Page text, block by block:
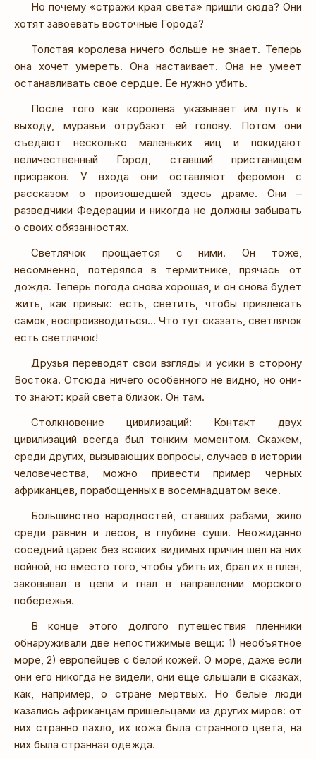
Но почему «стражи края света» пришли сюда? Они
хотят завоевать восточные Города?
Толстая королева ничего больше не знает. Теперь
она хочет умереть. Она настаивает. Она не умеет
останавливать свое сердце. Ее нужно убить.
После того как королева указывает им путь к
выходу, муравьи отрубают ей голову. Потом они
съедают несколько маленьких яиц и покидают
величественный Город, ставший пристанищем
призраков. У входа они оставляют феромон с
рассказом о произошедшей здесь драме. Они –
разведчики Федерации и никогда не должны забывать
о своих обязанностях.
Светлячок прощается с ними. Он тоже,
несомненно, потерялся в термитнике, прячась от
дождя. Теперь погода снова хорошая, и он снова будет
жить, как привык: есть, светить, чтобы привлекать
самок, воспроизводиться… Что тут сказать, светлячок
есть светлячок!
Друзья переводят свои взгляды и усики в сторону
Востока. Отсюда ничего особенного не видно, но они-
то знают: край света близок. Он там.
Столкновение цивилизаций: Контакт двух
цивилизаций всегда был тонким моментом. Скажем,
среди других, вызывающих вопросы, случаев в истории
человечества, можно привести пример черных
африканцев, порабощенных в восемнадцатом веке.
Большинство народностей, ставших рабами, жило
среди равнин и лесов, в глубине суши. Неожиданно
соседний царек без всяких видимых причин шел на них
войной, но вместо того, чтобы убить их, брал их в плен,
заковывал в цепи и гнал в направлении морского
побережья.
В конце этого долгого путешествия пленники
обнаруживали две непостижимые вещи: 1) необъятное
море, 2) европейцев с белой кожей. О море, даже если
они его никогда не видели, они еще слышали в сказках,
как, например, о стране мертвых. Но белые люди
казались африканцам пришельцами из других миров: от
них странно пахло, их кожа была странного цвета, на
них была странная одежда.